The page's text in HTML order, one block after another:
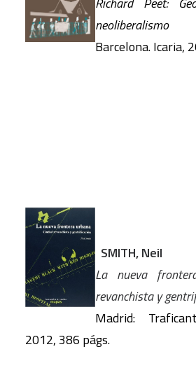
neoliberalismo
Barcelona. Icaria,
SMITH, Neil
La nueva
revanchista y
Madrid:
2012, 386 págs.